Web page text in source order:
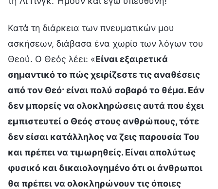
Κατά τη διάρκεια των πνευματικών μου
ασκήσεων, διάβασα ένα χωρίο των λόγων του
Θεού. Ο Θεός λέει: «Είναι εξαιρετικά
σημαντικό το πώς χειρίζεστε τις αναθέσεις
από τον Θεό· είναι πολύ σοβαρό το θέμα. Εάν
δεν μπορείς να ολοκληρώσεις αυτά που έχει
εμπιστευτεί ο Θεός στους ανθρώπους, τότε
δεν είσαι κατάλληλος να ζεις παρουσία Του
και πρέπει να τιμωρηθείς. Είναι απολύτως
φυσικό και δικαιολογημένο ότι οι άνθρωποι
θα πρέπει να ολοκληρώνουν τις όποιες